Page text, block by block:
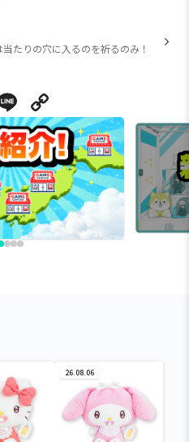
たりの穴に入るのを祈るのみ！
Line
26.08.06